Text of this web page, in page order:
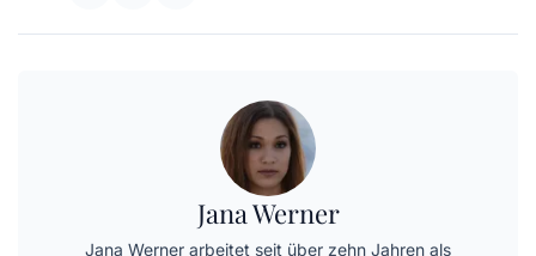
Jana Werner
Jana Werner arbeitet seit über zehn Jahren als